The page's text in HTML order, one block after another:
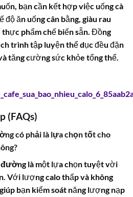
bạn cần kết hợp việc uống cà
độ ăn uống cân bằng, giàu rau
phẩm chế biến sẵn. Đồng
trình tập luyện thể dục đều đặn
tăng cường sức khỏe tổng thể.
(FAQs)
có phải là lựa chọn tốt cho
đườnglà một lựa chọn tuyệt vời
Với lượng calo thấp và không
bạn kiểm soát năng lượng nạp